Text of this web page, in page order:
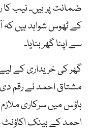
ضمانت پر ہیں۔ نیب
کے ٹھوس شواہد ہیں
سے اپنا گھر بنایا۔
گھر کی خریداری کے
ہاؤس میں سرکاری